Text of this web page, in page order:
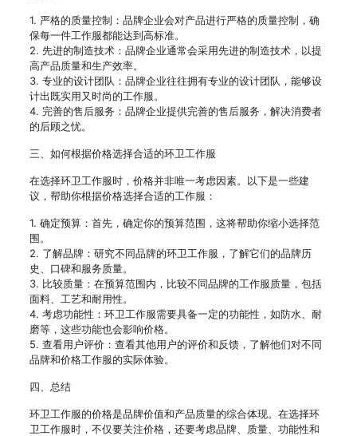
1. 严格的质量控制：品牌企业会对产品进行严格的质量控制，确
保每一件工作服都能达到高标准。
2. 先进的制造技术：品牌企业通常会采用先进的制造技术，以提
高产品质量和生产效率。
3. 专业的设计团队：品牌企业往往拥有专业的设计团队，能够设
计出既实用又时尚的工作服。
4. 完善的售后服务：品牌企业提供完善的售后服务，解决消费者
的后顾之忧。
三、如何根据价格选择合适的环卫工作服
在选择环卫工作服时，价格并非唯一考虑因素。以下是一些建
议，帮助你根据价格选择合适的工作服：
1. 确定预算：首先，确定你的预算范围，这将帮助你缩小选择范
围。
2. 了解品牌：研究不同品牌的环卫工作服，了解它们的品牌历
史、口碑和服务质量。
3. 比较质量：在预算范围内，比较不同品牌的工作服质量，包括
面料、工艺和耐用性。
4. 考虑功能性：环卫工作服需要具备一定的功能性，如防水、耐
磨等，这些功能也会影响价格。
5. 查看用户评价：查看其他用户的评价和反馈，了解他们对不同
品牌和价格工作服的实际体验。
四、总结
环卫工作服的价格是品牌价值和产品质量的综合体现。在选择环
卫工作服时，不仅要关注价格，还要考虑品牌、质量、功能性和